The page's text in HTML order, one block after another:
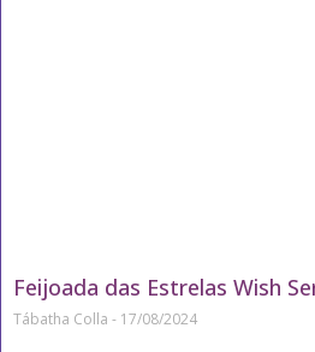
Feijoada das Estrelas Wish
Tábatha Colla 17/08/2024